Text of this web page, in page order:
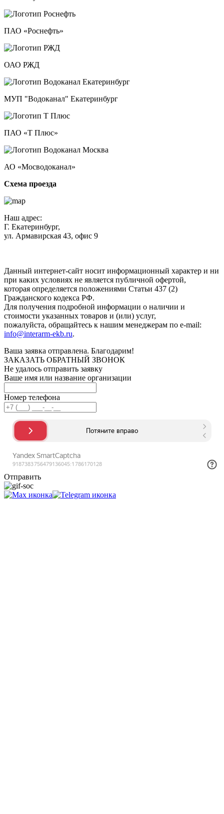
ПАО «Роснефть»
ОАО РЖД
МУП "Водоканал" Екатеринбург
ПАО «Т Плюс»
АО «Мосводоканал»
Схема проезда
Наш адрес:
Г. Екатеринбург,
ул. Армавирская 43, офис 9
Данный интернет-сайт носит информационный характер и ни
при каких условиях не является публичной офертой,
которая определяется положениями Статьи 437 (2)
Гражданского кодекса РФ.
Для получения подробной информации о наличии и
стоимости указанных товаров и (или) услуг,
пожалуйста, обращайтесь к нашим менеджерам по e-mail:
info@interarm-ekb.ru.
Ваша заявка отправлена. Благодарим!
ЗАКАЗАТЬ ОБРАТНЫЙ ЗВОНОК
Не удалось отправить заявку
Ваше имя или название организации
Номер телефона
Отправить